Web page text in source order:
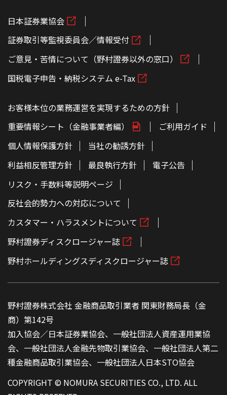
日本証券業協会
証券取引等監視委員会／情報受付
ご意見・苦情について（野村證券以外の窓口）
国税電子申告・納税システム e-Tax
お客様本位の業務運営を実現するための方針
重要情報シート（金融事業者編）
ご利用ガイド
個人情報保護方針
当社の勧誘方針
利益相反管理方針
最良執行方針
電子公告
リスク・手数料等説明ページ
反社会的勢力への対応について
カスタマー・ハラスメントについて
野村證券ディスクロージャー誌
野村ホールディングスディスクロージャー誌
野村證券株式会社 金融商品取引業者 関東財務局長（金
商）第142号
加入協会／日本証券業協会、一般社団法人資産運用業協
会、一般社団法人金融先物取引業協会、一般社団法人第二
種金融商品取引業協会、一般社団法人日本STO協会
COPYRIGHT © NOMURA SECURITIES CO., LTD. ALL